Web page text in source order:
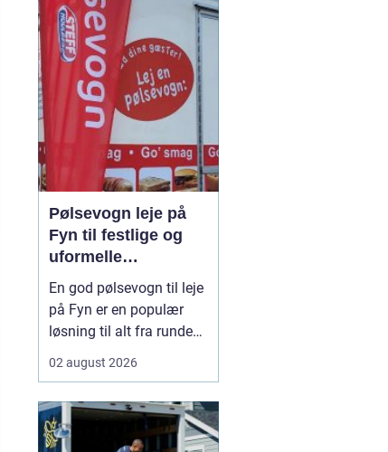
både tid, kræfter og
bekymringer. Mange
opdager først...
Pølsevogn leje på
Fyn til festlige og
uformelle
arrangementer
En god pølsevogn til leje
på Fyn er en populær
løsning til alt fra runde
konfirmationer til
Mange vælger en mobil
pølsevogn, fordi den
02 august 2026